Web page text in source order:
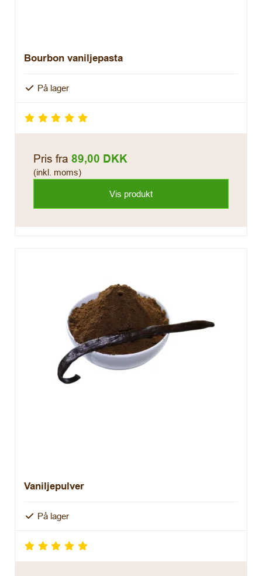
Bourbon vaniljepasta
På lager
Pris fra 89,00 DKK
(inkl. moms)
Vis produkt
Vaniljepulver
På lager